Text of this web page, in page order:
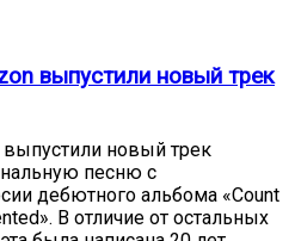
выпустили новый трек
выпустили новый трек
песню с
дебютного альбома «Count
В отличие от остальных